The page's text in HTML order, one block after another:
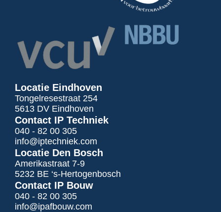
Locatie Eindhoven
Tongelresestraat 254
5613 DV Eindhoven
Contact IP Techniek
040 - 82 00 305
info@iptechniek.com
Locatie Den Bosch
Amerikastraat 7-9
5232 BE ‘s-Hertogenbosch
Contact IP Bouw
040 - 82 00 305
info@ipafbouw.com